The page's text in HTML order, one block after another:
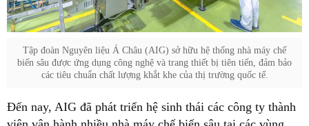
Tập đoàn Nguyên liệu Á Châu (AIG) sở hữu hệ thống nhà máy chế
biến sâu được ứng dụng công nghệ và trang thiết bị tiên tiến, đảm bảo
các tiêu chuẩn chất lượng khắt khe của thị trường quốc tế.
Đến nay, AIG đã phát triển hệ sinh thái các công ty thành